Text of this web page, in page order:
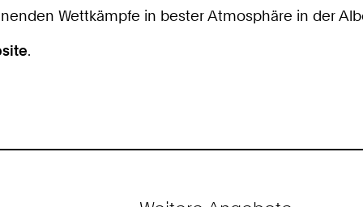
Wettkämpfe in bester Atmosphäre in der
.